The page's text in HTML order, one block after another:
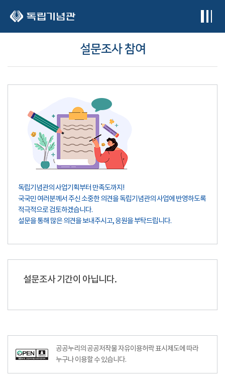
설문조사 참여
독립기념관의 사업기획부터 만족도까지!
국국민 여러분께서 주신 소중한 의견을 독립기념관의 사업에 반영하도록
적극적으로 검토하겠습니다.
설문을 통해 많은 의견을 보내주시고, 응원을 부탁드립니다.
설문조사 기간이 아닙니다.
공공누리의 공공저작물 자유이용허락 표시제도에 따라
누구나 이용할 수 있습니다.